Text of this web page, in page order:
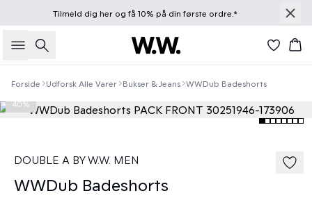
Tilmeld dig herog få 10% på din første ordre.*
Søg
Forside Udforsk Alle Varer Bukser & Jeans WWDub Badeshorts
40%
DOUBLE A BY W.W. MEN
WWDub Badeshorts